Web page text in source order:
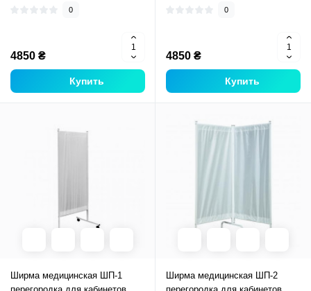
0
4850 ₴
Купить
0
4850 ₴
Купить
Ширма медицинская ШП-1
Ширма медицинская ШП-2